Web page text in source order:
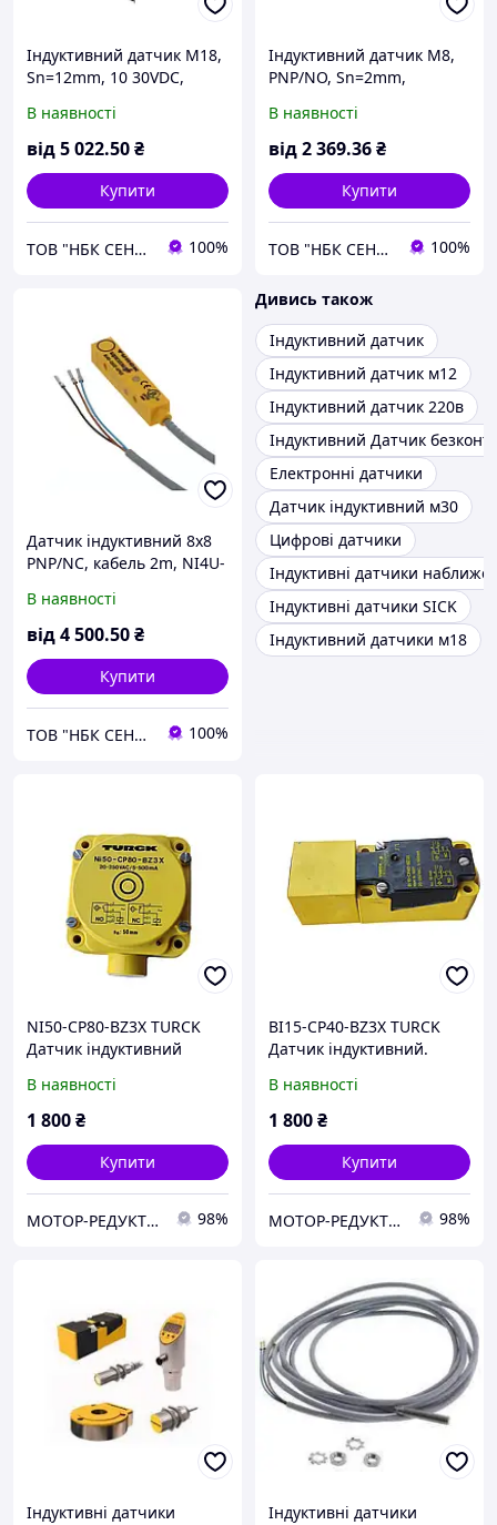
Індуктивний датчик M18,
Sn=12mm, 10 30VDC,
В наявності
від5 022.50₴
Купити
ТОВ "НБК СЕНСОР" 100%
Індуктивний датчик М8,
PNP/NO, Sn=2mm,
AP6X-V1131 Turck
В наявності
від2 369.36₴
Купити
ТОВ "НБК СЕНСОР" 100%
Датчик індуктивний 8x8
PNP/NC, кабель 2m, NI4U-
В наявності
від4 500.50₴
Купити
ТОВ "НБК СЕНСОР" 100%
Дивись також
Індуктивний датчик
Індуктивний датчик м12
Індуктивний датчик 220в
Індуктивний Датчик
Електронні датчики
Датчик індуктивний м30
Цифрові датчики
Індуктивні датчики
Індуктивні датчики SICK
Індуктивний датчики м18
NI50-CP80-BZ3X TURCK
Датчик індуктивний
В наявності
1 800₴
Купити
МОТОР-РЕДУКТОР-ПРОМ-КР- м.Кривий Ріг (Електродвигуни, редуктори, мотор-редуктори, запчастини) 98%
BI15-CP40-BZ3X TURCK
Датчик індуктивний.
15 мм.
В наявності
1 800₴
Купити
МОТОР-РЕДУКТОР-ПРОМ-КР- м.Кривий Ріг (Електродвигуни, редуктори, мотор-редуктори, запчастини) 98%
Індуктивні датчики
Індуктивні датчики